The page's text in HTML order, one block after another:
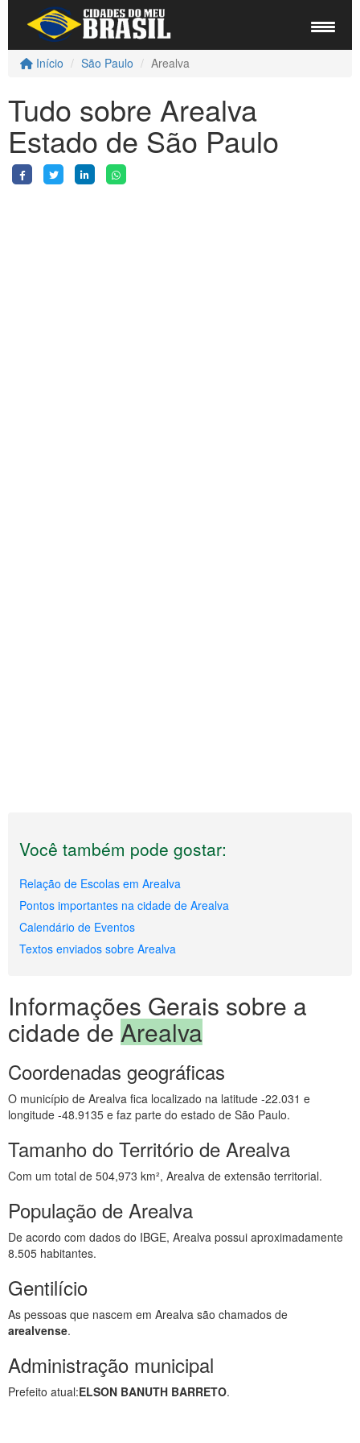
Início São Paulo Arealva
Tudo sobre Arealva
Estado de São Paulo
Você também pode gostar:
Relação de Escolas em Arealva
Pontos importantes na cidade de Arealva
Calendário de Eventos
Textos enviados sobre Arealva
Informações Gerais sobre a
cidade de Arealva
Coordenadas geográficas
O município de Arealva fica localizado na latitude -22.031 e
longitude -48.9135 e faz parte do estado de São Paulo.
Tamanho do Território de Arealva
Com um total de 504,973 km², Arealva de extensão territorial.
População de Arealva
De acordo com dados do IBGE, Arealva possui aproximadamente
8.505 habitantes.
Gentilício
As pessoas que nascem em Arealva são chamados de
arealvense.
Administração municipal
Prefeito atual:ELSON BANUTH BARRETO.